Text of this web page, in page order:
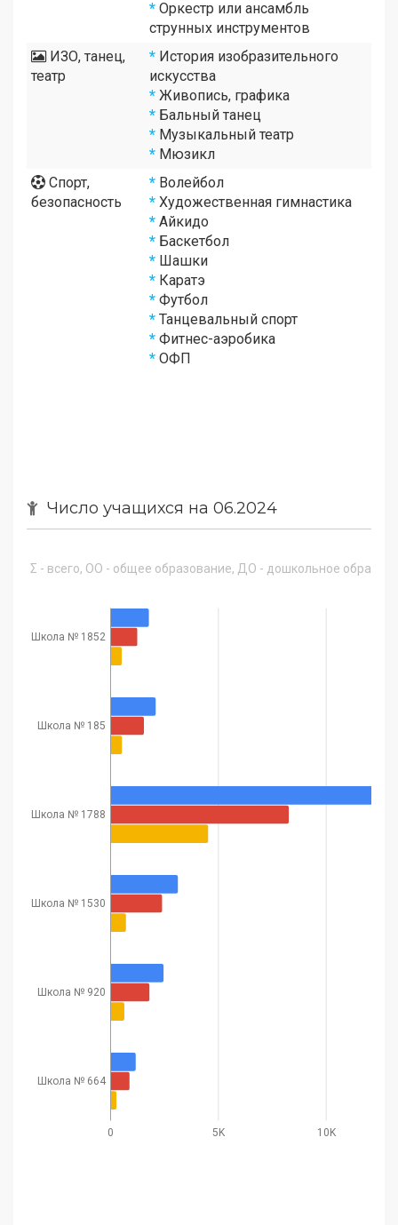
* Оркестр или ансамбль
струнных инструментов
ИЗО, танец,
театр
* История изобразительного
искусства
* Живопись, графика
* Бальный танец
* Музыкальный театр
* Мюзикл
Спорт,
безопасность
* Волейбол
* Художественная гимнастика
* Айкидо
* Баскетбол
* Шашки
* Каратэ
* Футбол
* Танцевальный спорт
* Фитнес-аэробика
* ОФП
Число учащихся на 06.2024
Σ - всего, ОО - общее образование, ДО - дошкольное
0 5K 10K
Школа № 1852
Школа № 185
Школа № 1788
Школа № 1530
Школа № 920
Школа № 664